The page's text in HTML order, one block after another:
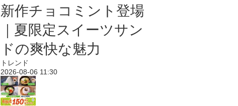
新作チョコミント登場
｜夏限定スイーツサン
ドの爽快な魅力
トレンド
2026-08-06 11:30